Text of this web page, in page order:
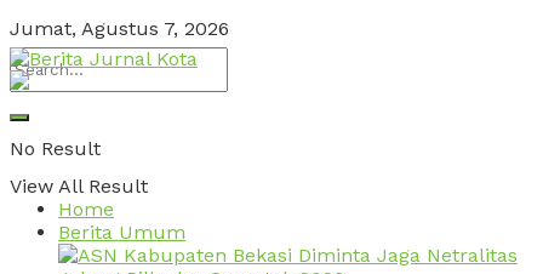
Jumat, Agustus 7, 2026
No Result
View All Result
Home
Berita Umum